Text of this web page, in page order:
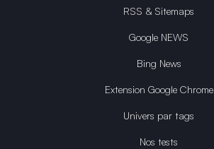
RSS & Sitemaps
Google NEWS
Bing News
Extension Google Chrome
Univers par tags
Nos tests